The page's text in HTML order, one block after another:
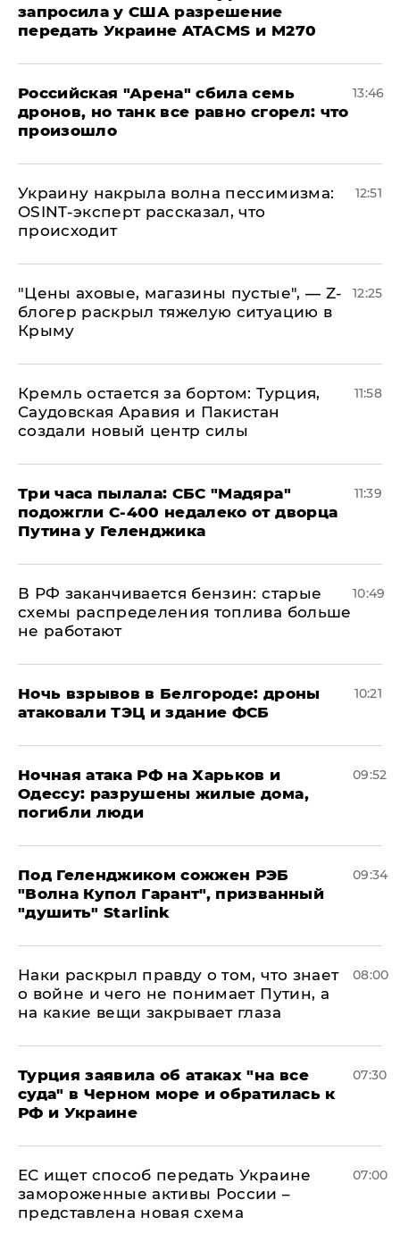
запросила у США разрешение
передать Украине ATACMS и M270
​Российская "Арена" сбила семь
дронов, но танк все равно сгорел: что
произошло
13:46
​Украину накрыла волна пессимизма:
OSINT-эксперт рассказал, что
происходит
12:51
​"Цены аховые, магазины пустые", — Z-
блогер раскрыл тяжелую ситуацию в
Крыму
12:25
​Кремль остается за бортом: Турция,
Саудовская Аравия и Пакистан
создали новый центр силы
11:58
Три часа пылала: СБС "Мадяра"
подожгли С-400 недалеко от дворца
Путина у Геленджика
11:39
​В РФ заканчивается бензин: старые
схемы распределения топлива больше
не работают
10:49
​Ночь взрывов в Белгороде: дроны
атаковали ТЭЦ и здание ФСБ
10:21
​Ночная атака РФ на Харьков и
Одессу: разрушены жилые дома,
погибли люди
09:52
Под Геленджиком сожжен РЭБ
"Волна Купол Гарант", призванный
"душить" Starlink
09:34
Наки раскрыл правду о том, что знает
о войне и чего не понимает Путин, а
на какие вещи закрывает глаза
08:00
Турция заявила об атаках "на все
суда" в Черном море и обратилась к
РФ и Украине
07:30
ЕС ищет способ передать Украине
замороженные активы России –
представлена новая схема
07:00